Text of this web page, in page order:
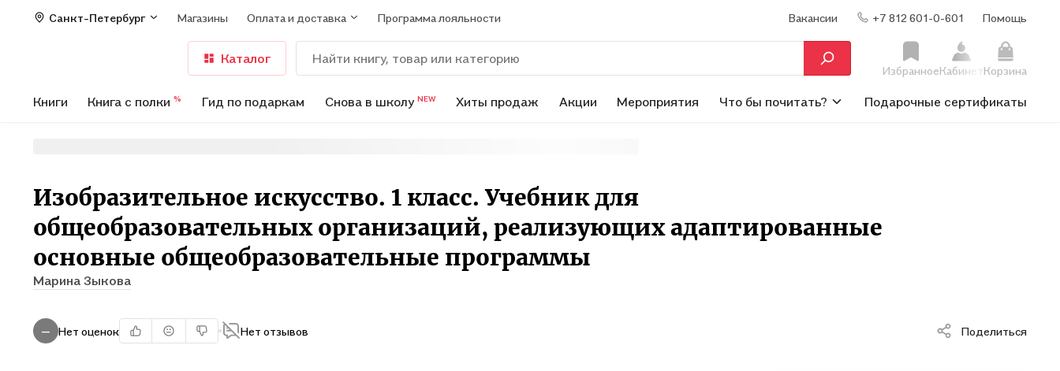
Санкт-Петербург Магазины Оплата и доставка Программа лояльности Вакансии +7 812 601-0-601 Помощь
Каталог
ИзбранноеКабинетКорзина
Книги Книга с полки % Гид по подаркам Снова в школу NEW Хиты продаж Акции Мероприятия Что бы почитать? Подарочные сертификаты
Изобразительное искусство. 1 класс. Учебник для
общеобразовательных организаций, реализующих адаптированные
основные общеобразовательные программы
Марина Зыкова
— Нет оценок Нет отзывов Поделиться